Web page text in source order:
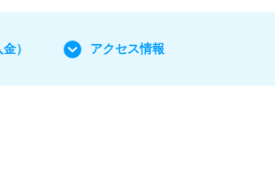
） アクセス情報